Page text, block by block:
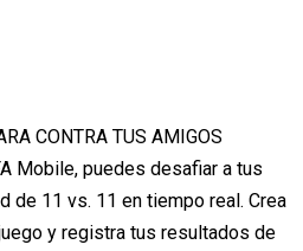
CONTRA TUS AMIGOS
Mobile, puedes desafiar a tus
de 11 vs. 11 en tiempo real. Crea
y registra tus resultados de